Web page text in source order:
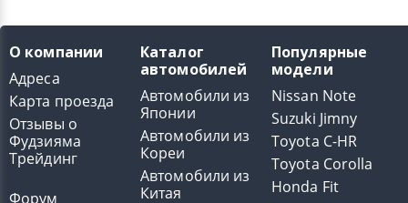
О компании
Адреса
Карта проезда
Отзывы о
Фудзияма
Трейдинг
Форум
Каталог
автомобилей
Автомобили из
Японии
Автомобили из
Кореи
Автомобили из
Китая
Популярные
модели
Nissan Note
Suzuki Jimny
Toyota C-HR
Toyota Corolla
Honda Fit